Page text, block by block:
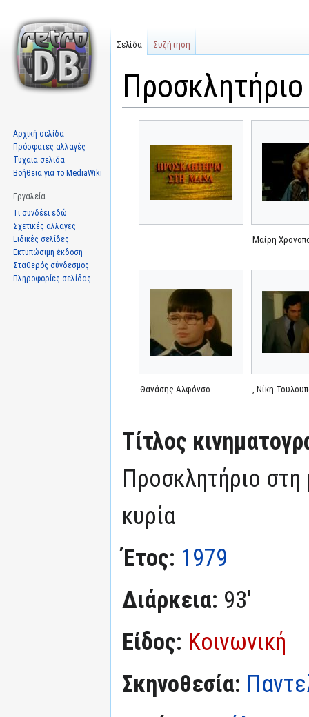
Μαίρη
Θανάσης Αλφόνσο , Νίκη
Τίτλος
Προσκλητήριο
κυρία
Έτος: 1979
Διάρκεια: 93'
Είδος: Κοινωνική
Σκηνοθεσία:
Σελίδα Συζήτηση
Αρχική σελίδα
Πρόσφατες αλλαγές
Τυχαία σελίδα
Βοήθεια για το MediaWiki
Εργαλεία
Τι συνδέει εδώ
Σχετικές αλλαγές
Ειδικές σελίδες
Εκτυπώσιμη έκδοση
Σταθερός σύνδεσμος
Πληροφορίες σελίδας